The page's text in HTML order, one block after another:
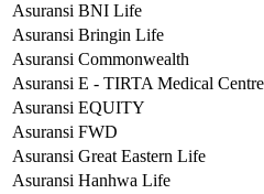
Asuransi BNI Life
Asuransi Bringin Life
Asuransi Commonwealth
Asuransi E - TIRTA Medical Centre
Asuransi EQUITY
Asuransi FWD
Asuransi Great Eastern Life
Asuransi Hanhwa Life